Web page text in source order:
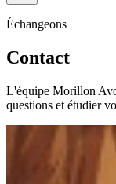
Échangeons
Contact
L'équipe Morillon
questions et étudier